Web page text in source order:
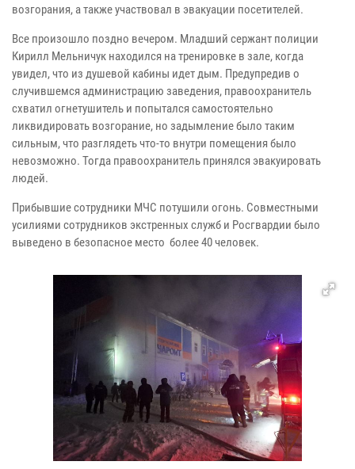
возгорания, а также участвовал в эвакуации посетителей.
Все произошло поздно вечером. Младший сержант полиции
Кирилл Мельничук находился на тренировке в зале, когда
увидел, что из душевой кабины идет дым. Предупредив о
случившемся администрацию заведения, правоохранитель
схватил огнетушитель и попытался самостоятельно
ликвидировать возгорание, но задымление было таким
сильным, что разглядеть что-то внутри помещения было
невозможно. Тогда правоохранитель принялся эвакуировать
людей.
Прибывшие сотрудники МЧС потушили огонь. Совместными
усилиями сотрудников экстренных служб и Росгвардии было
выведено в безопасное место более 40 человек.